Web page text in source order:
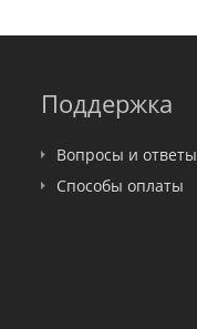
Поддержка
Вопросы и ответы
Способы оплаты